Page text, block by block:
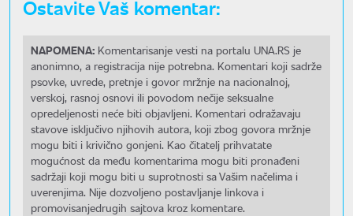
Ostavite Vaš komentar:
NAPOMENA: Komentarisanje vesti na portalu UNA.RS je
anonimno, a registracija nije potrebna. Komentari koji sadrže
psovke, uvrede, pretnje i govor mržnje na nacionalnoj,
verskoj, rasnoj osnovi ili povodom nečije seksualne
opredeljenosti neće biti objavljeni. Komentari odražavaju
stavove isključivo njihovih autora, koji zbog govora mržnje
mogu biti i krivično gonjeni. Kao čitatelj prihvatate
mogućnost da među komentarima mogu biti pronađeni
sadržaji koji mogu biti u suprotnosti sa Vašim načelima i
uverenjima. Nije dozvoljeno postavljanje linkova i
promovisanjedrugih sajtova kroz komentare.